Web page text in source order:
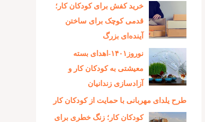
خرید کفش برای کودکان کار؛
قدمی کوچک برای ساختن
آینده‌ای بزرگ
نوروز۱۴۰۱-اهدای بسته
معیشتی به کودکان کار و
آزادسازی زندانیان
طرح یلدای مهربانی با حمایت از کودکان کار
کودکان کار؛ زنگ خطری برای